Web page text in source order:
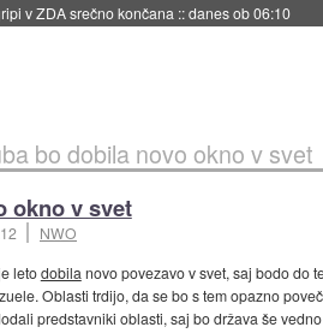
v ZDA srečno končana ::danes ob 06:10
bo dobila novo okno v svet
okno v svet
NWO
letodobila novo povezavo v svet, saj bodo do
Oblasti trdijo, da se bo s tem opazno
predstavniki oblasti, saj bo država še